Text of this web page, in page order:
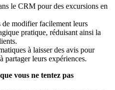
le CRM pour des excursions en
de modifier facilement leurs
pratique, réduisant ainsi la
à laisser des avis pour
partager leurs expériences.
vous ne tentez pas